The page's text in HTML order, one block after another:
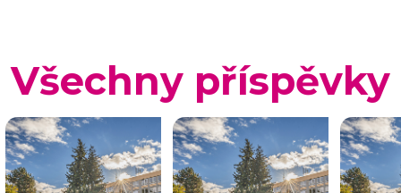
Všechny příspěvky